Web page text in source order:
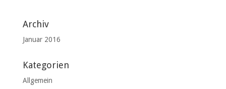
Archiv
Januar 2016
Kategorien
Allgemein